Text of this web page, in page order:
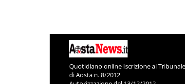
Quotidiano online Iscrizione al Tribunale
di Aosta n. 8/2012